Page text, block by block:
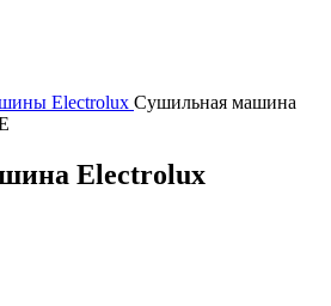
Electrolux Сушильная машина
Electrolux